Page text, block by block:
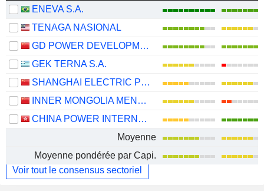
ENEVA S.A.
TENAGA NASIONAL
GD POWER DEVELOPMENT CO.,LTD
GEK TERNA S.A.
SHANGHAI ELECTRIC POWER CO., LTD.
INNER MONGOLIA MENGDIAN HUANENG THERMAL POWER CORPORATION LIMITED
CHINA POWER INTERNATIONAL DEVELOPMENT LIMITED
Moyenne
Moyenne pondérée par Capi.
Voir tout le consensus sectoriel